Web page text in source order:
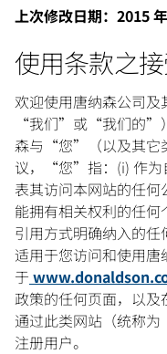
上次修改日期：2015
使用条款之
欢迎使用唐纳森公司
“我们”或“我们的”
森与“您”（以及其它
议，“您”指：(i) 作为
表其访问本网站的任
能拥有相关权利的任
引用方式明确纳入的
适用于您访问和使用
于
政策的任何页面，以
通过此类网站（统称
注册用户。